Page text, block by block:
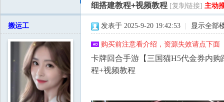
M
细搭建教程+视频教程 [复制链接] 主动
搬运工 发表于 2025-9-20 19:42:53 显示全部
购买前注意看介绍，资源失效请点下
卡牌回合手游【三国猫H5代金券内
程+视频教程